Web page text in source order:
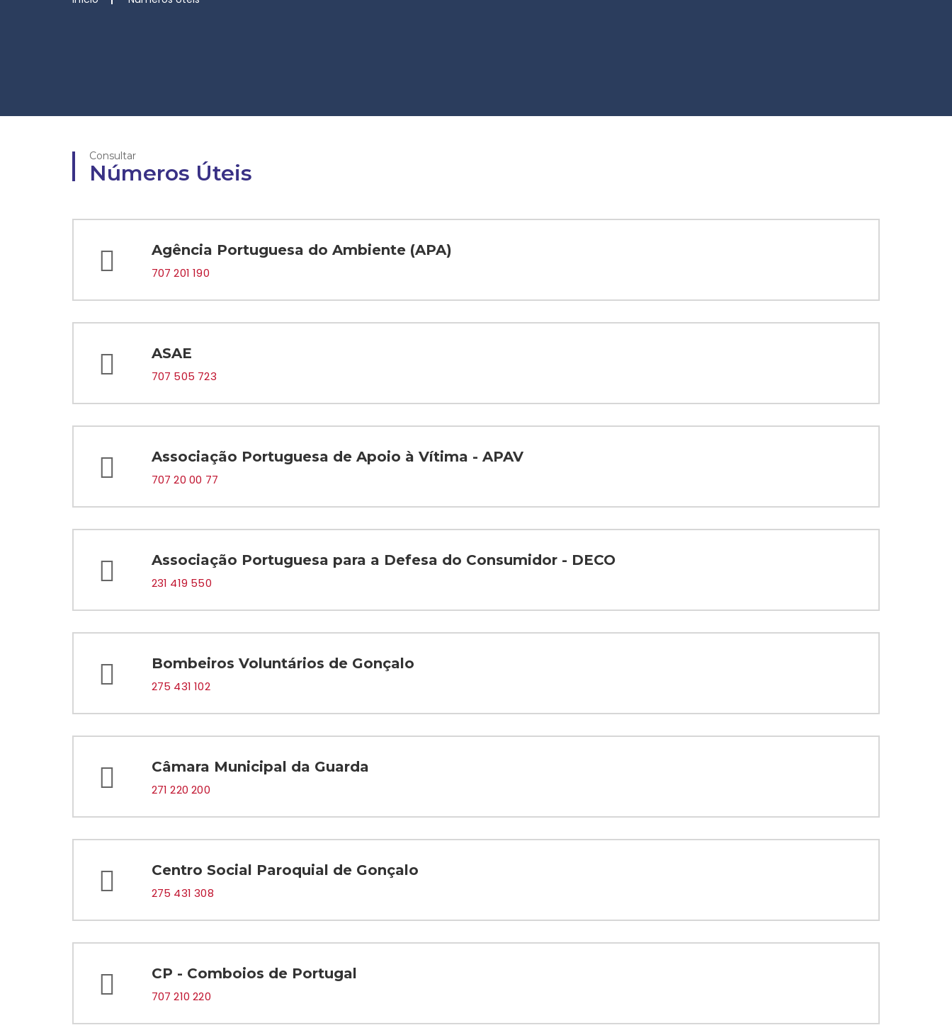
Consultar
Números Úteis
Agência Portuguesa do Ambiente (APA)
707 201 190
ASAE
707 505 723
Associação Portuguesa de Apoio à Vítima - APAV
707 20 00 77
Associação Portuguesa para a Defesa do Consumidor - DECO
231 419 550
Bombeiros Voluntários de Gonçalo
275 431 102
Câmara Municipal da Guarda
271 220 200
Centro Social Paroquial de Gonçalo
275 431 308
CP - Comboios de Portugal
707 210 220